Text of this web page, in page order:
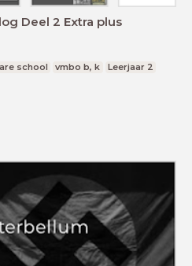
Deel 2 Extra plus
school vmbo b, k Leerjaar 2